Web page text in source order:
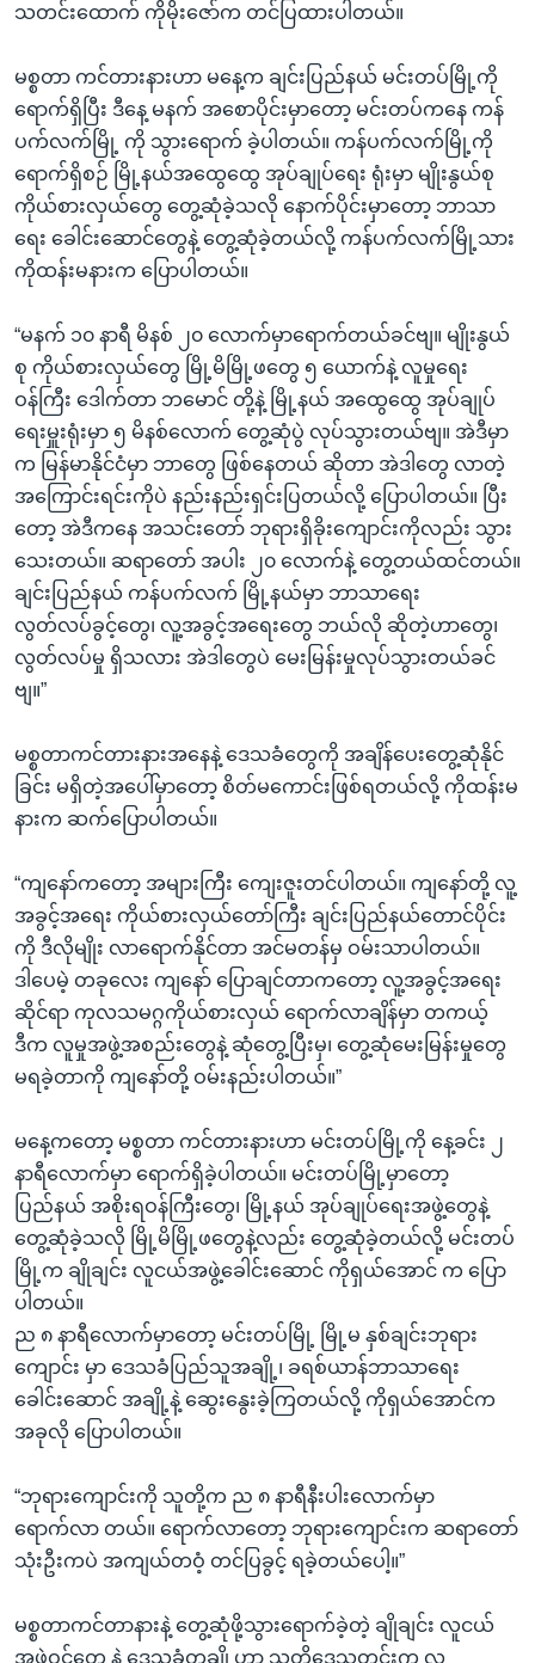
သတင်းထောက် ကိုမိုးဇော်က တင်ပြထားပါတယ်။
မစ္စတာ ကင်တားနားဟာ မနေ့က ချင်းပြည်နယ် မင်းတပ်မြို့ကို
ရောက်ရှိပြီး ဒီနေ့ မနက် အစောပိုင်းမှာတော့ မင်းတပ်ကနေ ကန်
ပက်လက်မြို့ ကို သွားရောက် ခဲ့ပါတယ်။ ကန်ပက်လက်မြို့ကို
ရောက်ရှိစဉ် မြို့နယ်အထွေထွေ အုပ်ချုပ်ရေး ရုံးမှာ မျိုးနွယ်စု
ကိုယ်စားလှယ်တွေ တွေ့ဆုံခဲ့သလို နောက်ပိုင်းမှာတော့ ဘာသာ
ရေး ခေါင်းဆောင်တွေနဲ့ တွေ့ဆုံခဲ့တယ်လို့ ကန်ပက်လက်မြို့သား
ကိုထန်းမနားက ပြောပါတယ်။
“မနက် ၁၀ နာရီ မိနစ် ၂၀ လောက်မှာရောက်တယ်ခင်ဗျ။ မျိုးနွယ်
စု ကိုယ်စားလှယ်တွေ မြို့မိမြို့ဖတွေ ၅ ယောက်နဲ့ လူမှုရေး
ဝန်ကြီး ဒေါက်တာ ဘမောင် တို့နဲ့ မြို့နယ် အထွေထွေ အုပ်ချုပ်
ရေးမှူးရုံးမှာ ၅ မိနစ်လောက် တွေ့ဆုံပွဲ လုပ်သွားတယ်ဗျ။ အဲဒီမှာ
က မြန်မာနိုင်ငံမှာ ဘာတွေ ဖြစ်နေတယ် ဆိုတာ အဲဒါတွေ လာတဲ့
အကြောင်းရင်းကိုပဲ နည်းနည်းရှင်းပြတယ်လို့ ပြောပါတယ်။ ပြီး
တော့ အဲဒီကနေ အသင်းတော် ဘုရားရှိခိုးကျောင်းကိုလည်း သွား
သေးတယ်။ ဆရာတော် အပါး ၂၀ လောက်နဲ့ တွေ့တယ်ထင်တယ်။
ချင်းပြည်နယ် ကန်ပက်လက် မြို့နယ်မှာ ဘာသာရေး
လွတ်လပ်ခွင့်တွေ၊ လူ့အခွင့်အရေးတွေ ဘယ်လို ဆိုတဲ့ဟာတွေ၊
လွတ်လပ်မှု ရှိသလား အဲဒါတွေပဲ မေးမြန်းမှုလုပ်သွားတယ်ခင်
ဗျ။”
မစ္စတာကင်တားနားအနေနဲ့ ဒေသခံတွေကို အချိန်ပေးတွေ့ဆုံနိုင်
ခြင်း မရှိတဲ့အပေါ်မှာတော့ စိတ်မကောင်းဖြစ်ရတယ်လို့ ကိုထန်းမ
နားက ဆက်ပြောပါတယ်။
“ကျနော်ကတော့ အများကြီး ကျေးဇူးတင်ပါတယ်။ ကျနော်တို့ လူ့
အခွင့်အရေး ကိုယ်စားလှယ်တော်ကြီး ချင်းပြည်နယ်တောင်ပိုင်း
ကို ဒီလိုမျိုး လာရောက်နိုင်တာ အင်မတန်မှ ဝမ်းသာပါတယ်။
ဒါပေမဲ့ တခုလေး ကျနော် ပြောချင်တာကတော့ လူ့အခွင့်အရေး
ဆိုင်ရာ ကုလသမဂ္ဂကိုယ်စားလှယ် ရောက်လာချိန်မှာ တကယ့်
ဒီက လူမှုအဖွဲ့အစည်းတွေနဲ့ ဆုံတွေ့ပြီးမှ၊ တွေ့ဆုံမေးမြန်းမှုတွေ
မရခဲ့တာကို ကျနော်တို့ ဝမ်းနည်းပါတယ်။”
မနေ့ကတော့ မစ္စတာ ကင်တားနားဟာ မင်းတပ်မြို့ကို နေ့ခင်း ၂
နာရီလောက်မှာ ရောက်ရှိခဲ့ပါတယ်။ မင်းတပ်မြို့မှာတော့
ပြည်နယ် အစိုးရဝန်ကြီးတွေ၊ မြို့နယ် အုပ်ချုပ်ရေးအဖွဲ့တွေနဲ့
တွေ့ဆုံခဲ့သလို မြို့မိမြို့ဖတွေနဲ့လည်း တွေ့ဆုံခဲ့တယ်လို့ မင်းတပ်
မြို့က ချိုချင်း လူငယ်အဖွဲ့ခေါင်းဆောင် ကိုရှယ်အောင် က ပြော
ပါတယ်။
ည ၈ နာရီလောက်မှာတော့ မင်းတပ်မြို့ မြို့မ နှစ်ချင်းဘုရား
ကျောင်း မှာ ဒေသခံပြည်သူအချို့၊ ခရစ်ယာန်ဘာသာရေး
ခေါင်းဆောင် အချို့နဲ့ ဆွေးနွေးခဲ့ကြတယ်လို့ ကိုရှယ်အောင်က
အခုလို ပြောပါတယ်။
“ဘုရားကျောင်းကို သူတို့က ည ၈ နာရီနီးပါးလောက်မှာ
ရောက်လာ တယ်။ ရောက်လာတော့ ဘုရားကျောင်းက ဆရာတော်
သုံးဦးကပဲ အကျယ်တဝံ့ တင်ပြခွင့် ရခဲ့တယ်ပေါ့။”
မစ္စတာကင်တာနားနဲ့ တွေ့ဆုံဖို့သွားရောက်ခဲ့တဲ့ ချိုချင်း လူငယ်
အဖွဲ့ဝင်တွေ နဲ့ ဒေသခံတချို့ဟာ သူတို့ဒေသတွင်းက လူ့